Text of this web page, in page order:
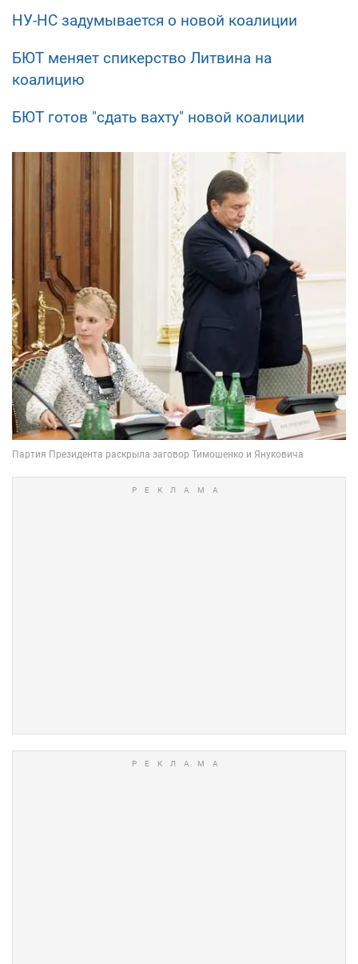
НУ-НС задумывается о новой коалиции
БЮТ меняет спикерство Литвина на
коалицию
БЮТ готов "сдать вахту" новой коалиции